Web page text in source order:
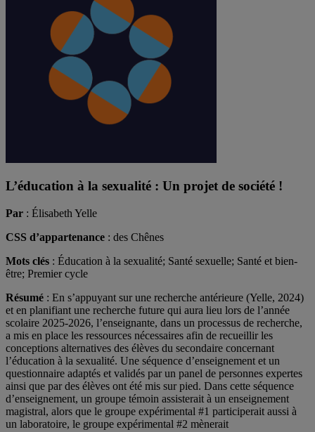
L’éducation à la sexualité : Un projet de société !
Par : Élisabeth Yelle
CSS d’appartenance : des Chênes
Mots clés : Éducation à la sexualité; Santé sexuelle; Santé et bien-
être; Premier cycle
Résumé : En s’appuyant sur une recherche antérieure (Yelle, 2024)
et en planifiant une recherche future qui aura lieu lors de l’année
scolaire 2025-2026, l’enseignante, dans un processus de recherche,
a mis en place les ressources nécessaires afin de recueillir les
conceptions alternatives des élèves du secondaire concernant
l’éducation à la sexualité. Une séquence d’enseignement et un
questionnaire adaptés et validés par un panel de personnes expertes
ainsi que par des élèves ont été mis sur pied. Dans cette séquence
d’enseignement, un groupe témoin assisterait à un enseignement
magistral, alors que le groupe expérimental #1 participerait aussi à
un laboratoire, le groupe expérimental #2 mènerait